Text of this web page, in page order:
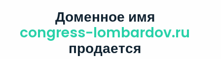
Доменное имя
congress-lombardov.ru
продается